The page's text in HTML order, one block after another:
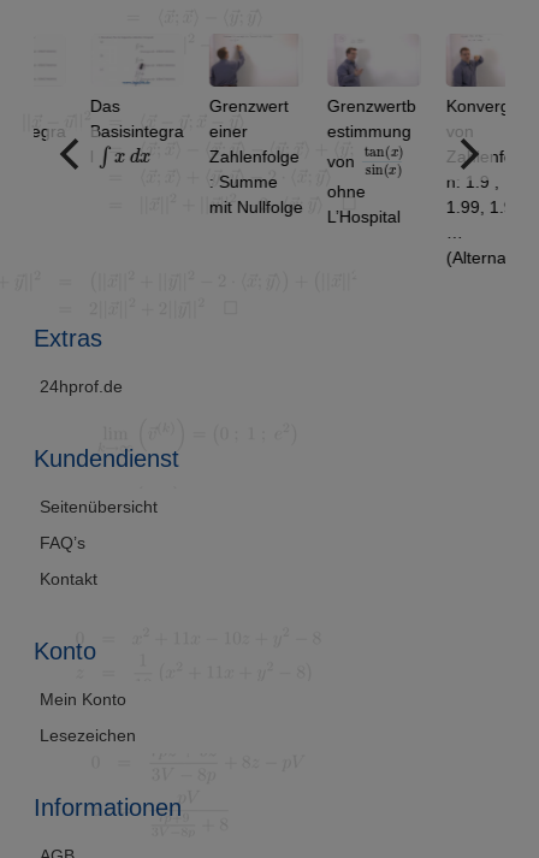
Das
Basisintegra
l∫ dx
Grenzwert
einer
Zahlenfolge
: Summe
mit Nullfolge
Grenzwertb
estimmung
von
(x
sin(
ohne
L’Hospital
Konvergenz
von
Zahlenfolge
n: 1.9 ,
1.99, 1.999,
(Alternativlö
Extras
24hprof.de
Kundendienst
Seitenübersicht
FAQ’s
Kontakt
Konto
Mein Konto
Lesezeichen
Informationen